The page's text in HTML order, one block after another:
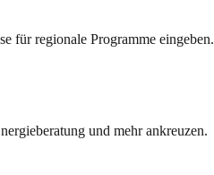
für regionale Programme eingeben.
und mehr ankreuzen.